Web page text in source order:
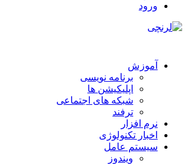
ورود
آموزش
برنامه نویسی
اپلیکیشن ها
شبکه های اجتماعی
ترفند
نرم افزار
اخبار تکنولوژی
سیستم عامل
ویندوز